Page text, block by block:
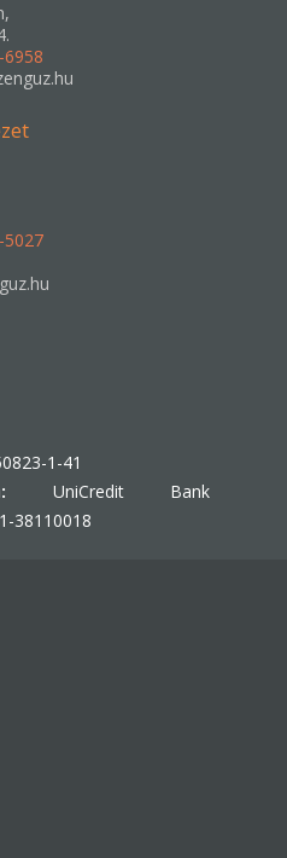
5027
1-41
UniCredit Bank
38110018